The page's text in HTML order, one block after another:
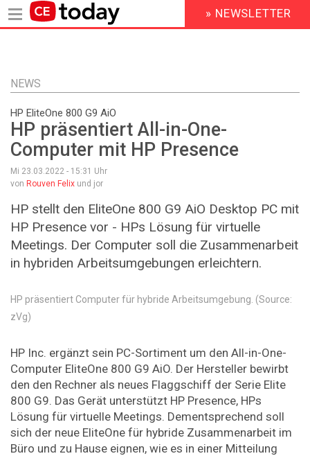
Inhalt
HEADER
MENU
» NEWSLETTER
NEWS
HP EliteOne 800 G9 AiO
HP präsentiert All-in-One-
Computer mit HP Presence
Mi 23.03.2022 - 15:31 Uhr
von Rouven Felix und jor
HP stellt den EliteOne 800 G9 AiO Desktop PC mit
HP Presence vor - HPs Lösung für virtuelle
Meetings. Der Computer soll die Zusammenarbeit
in hybriden Arbeitsumgebungen erleichtern.
HP präsentiert Computer für hybride Arbeitsumgebung. (Source:
zVg)
HP Inc. ergänzt sein PC-Sortiment um den All-in-One-
Computer EliteOne 800 G9 AiO. Der Hersteller bewirbt
den den Rechner als neues Flaggschiff der Serie Elite
800 G9. Das Gerät unterstützt HP Presence, HPs
Lösung für virtuelle Meetings. Dementsprechend soll
sich der neue EliteOne für hybride Zusammenarbeit im
Büro und zu Hause eignen, wie es in einer Mitteilung